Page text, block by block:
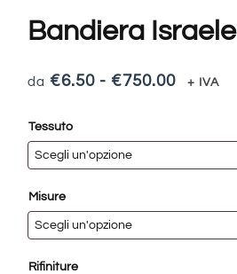
Bandiera Israele
€6.50 - €750.00 + IVA
Tessuto
Misure
Rifiniture